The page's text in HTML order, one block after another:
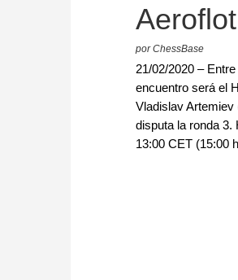
por ChessBase
21/02/2020 –
encuentro será el
Vladislav
disputa la ronda 3.
13:00 CET (15:00